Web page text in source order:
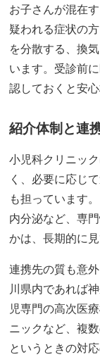
お子さんが混在
疑われる症状の
を分散する、換
います。受診前
認しておくと安
紹介体制と連
小児科クリニッ
く、必要に応じ
も担っています
内分泌など、専
かは、長期的に
連携先の質も意
川県内であれば
児専門の高次医
ニックなど、複
というときの対